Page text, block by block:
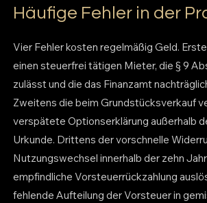
Häufige Fehler in der
Vier Fehler kosten regelmäßig Geld.
einen steuerfrei tätigen Mieter, die § 9
zulässt und die das Finanzamt
Zweitens die beim Grundstücksverkauf
verspätete Optionserklärung außerhalb
Urkunde. Drittens der vorschnelle
Nutzungswechsel innerhalb der zehn
empfindliche Vorsteuerrückzahlung
fehlende Aufteilung der Vorsteuer in